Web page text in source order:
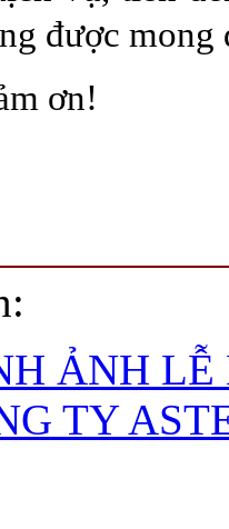
được mong
ơn!
ẢNH
TY